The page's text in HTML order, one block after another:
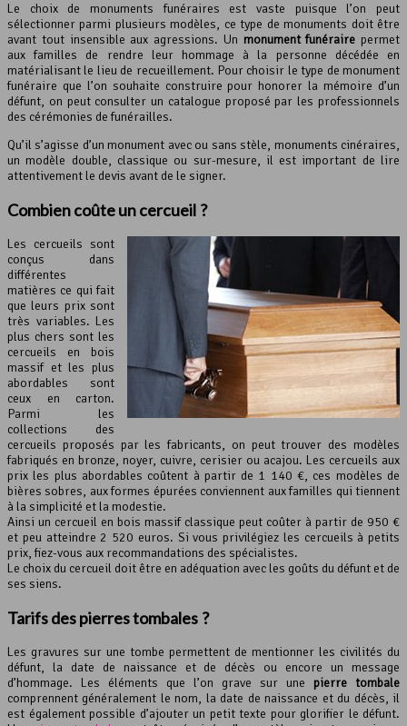
Le choix de monuments funéraires est vaste puisque l’on peut
sélectionner parmi plusieurs modèles, ce type de monuments doit être
avant tout insensible aux agressions. Un monument funéraire permet
aux familles de rendre leur hommage à la personne décédée en
matérialisant le lieu de recueillement. Pour choisir le type de monument
funéraire que l’on souhaite construire pour honorer la mémoire d’un
défunt, on peut consulter un catalogue proposé par les professionnels
des cérémonies de funérailles.
Qu’il s’agisse d’un monument avec ou sans stèle, monuments cinéraires,
un modèle double, classique ou sur-mesure, il est important de lire
attentivement le devis avant de le signer.
Combien coûte un cercueil ?
Les cercueils sont
conçus dans
différentes
matières ce qui fait
que leurs prix sont
très variables. Les
plus chers sont les
cercueils en bois
massif et les plus
abordables sont
ceux en carton.
Parmi les
collections des
cercueils proposés par les fabricants, on peut trouver des modèles
fabriqués en bronze, noyer, cuivre, cerisier ou acajou. Les cercueils aux
prix les plus abordables coûtent à partir de 1 140 €, ces modèles de
bières sobres, aux formes épurées conviennent aux familles qui tiennent
à la simplicité et la modestie.
Ainsi un cercueil en bois massif classique peut coûter à partir de 950 €
et peu atteindre 2 520 euros. Si vous privilégiez les cercueils à petits
prix, fiez-vous aux recommandations des spécialistes.
Le choix du cercueil doit être en adéquation avec les goûts du défunt et de
ses siens.
Tarifs des pierres tombales ?
Les gravures sur une tombe permettent de mentionner les civilités du
défunt, la date de naissance et de décès ou encore un message
d’hommage. Les éléments que l’on grave sur une pierre tombale
comprennent généralement le nom, la date de naissance et du décès, il
est également possible d’ajouter un petit texte pour glorifier le défunt.